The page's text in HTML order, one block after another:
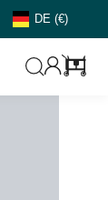
DE (€)